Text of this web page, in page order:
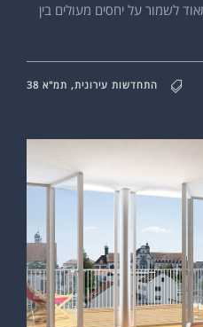
לשמור על יחסים מעולים בין
התחדשות עירונית, תמ"א 38